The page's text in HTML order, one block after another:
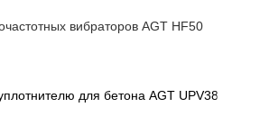
вибраторов AGT HF50